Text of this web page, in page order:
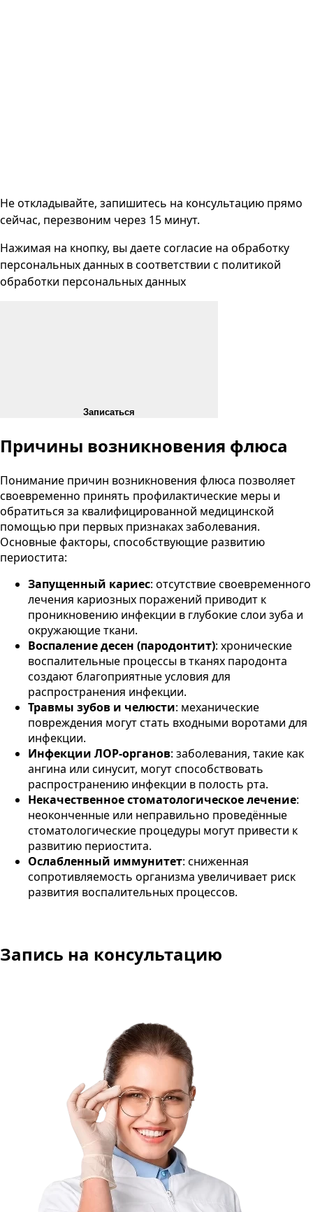
Не откладывайте, запишитесь на консультацию прямо
сейчас, перезвоним через 15 минут.
Нажимая на кнопку, вы даете согласие на обработку
персональных данных в соответствии с политикой
обработки персональных данных
Записаться
Причины возникновения флюса
Понимание причин возникновения флюса позволяет
своевременно принять профилактические меры и
обратиться за квалифицированной медицинской
помощью при первых признаках заболевания.
Основные факторы, способствующие развитию
периостита:
Запущенный кариес: отсутствие своевременного
лечения кариозных поражений приводит к
проникновению инфекции в глубокие слои зуба и
окружающие ткани.
Воспаление десен (пародонтит): хронические
воспалительные процессы в тканях пародонта
создают благоприятные условия для
распространения инфекции.
Травмы зубов и челюсти: механические
повреждения могут стать входными воротами для
инфекции.
Инфекции ЛОР-органов: заболевания, такие как
ангина или синусит, могут способствовать
распространению инфекции в полость рта.
Некачественное стоматологическое лечение:
неоконченные или неправильно проведённые
стоматологические процедуры могут привести к
развитию периостита.
Ослабленный иммунитет: сниженная
сопротивляемость организма увеличивает риск
развития воспалительных процессов.
Запись на консультацию